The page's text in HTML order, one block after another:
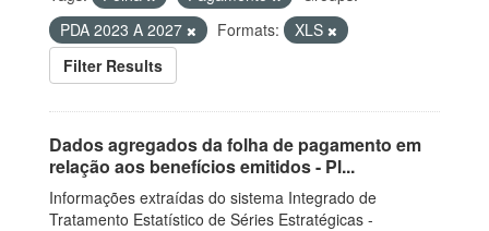
PDA 2023 A 2027
Formats:
XLS
Filter Results
Dados agregados da folha de pagamento em
relação aos benefícios emitidos - Pl...
Informações extraídas do sistema Integrado de
Tratamento Estatístico de Séries Estratégicas -